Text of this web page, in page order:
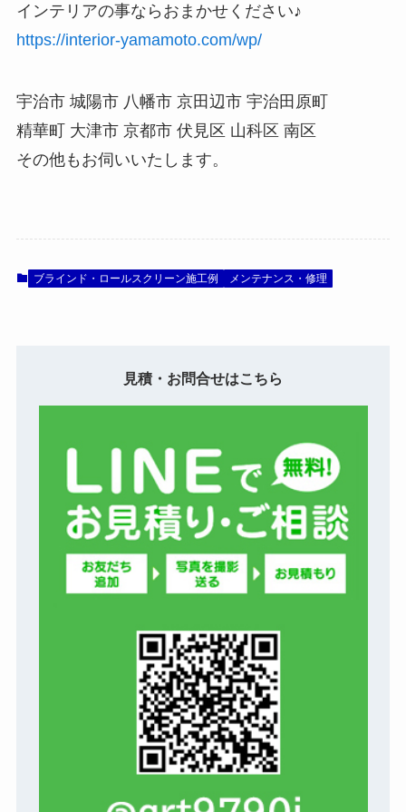
インテリアの事ならおまかせください♪
https://interior-yamamoto.com/wp/
宇治市 城陽市 八幡市 京田辺市 宇治田原町
精華町 大津市 京都市 伏見区 山科区 南区
その他もお伺いいたします。
ブラインド・ロールスクリーン施工例 メンテナンス・修理
見積・お問合せはこちら